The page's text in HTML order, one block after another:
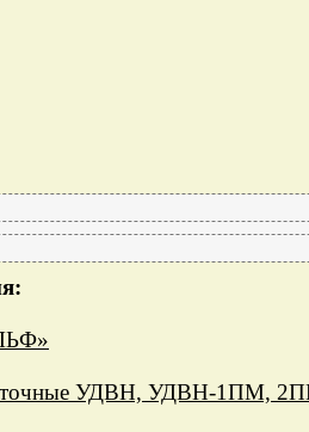
УДВН, УДВН-1ПМ,